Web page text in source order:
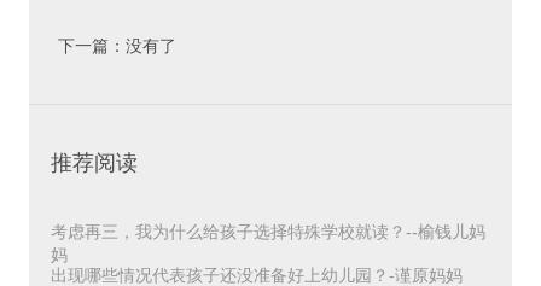
孩子在学习或者校园生活上有困难，需要支持，就可以去资
例如：
学课上抽离出来到资源教室，由资源老师根据孩子的具体能
力给他进行学科补课、融合小组课之类的。
谨原妈妈
下一篇：没有了
推荐阅读
考虑再三，我为什么给孩子选择特殊学校就读？--榆钱儿妈
妈
出现哪些情况代表孩子还没准备好上幼儿园？-谨原妈妈